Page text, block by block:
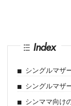
Index
シングルマザ
シングルマザ
シンママ向け